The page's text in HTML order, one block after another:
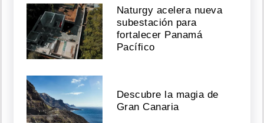
Naturgy acelera nueva
subestación para
fortalecer Panamá
Pacífico
Descubre la magia de
Gran Canaria